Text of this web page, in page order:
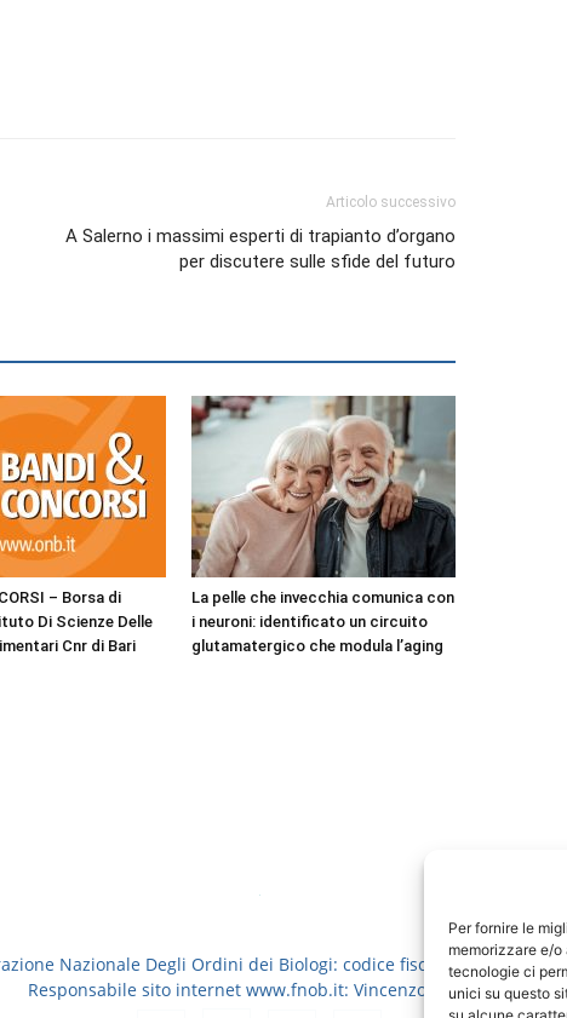
Per fornire le
memorizzare e/
tecnologie ci
unici su questo
Articolo successivo
A Salerno i massimi esperti di trapianto d’organo
per discutere sulle sfide del futuro
– Borsa di
Di Scienze Delle
Cnr di Bari
La pelle che invecchia comunica con
i neuroni: identificato un circuito
glutamatergico che modula l’aging
Nazionale Degli Ordini dei Biologi: codice fiscale 80069130583
Responsabile sito internet www.fnob.it: Vincenzo D'Anna